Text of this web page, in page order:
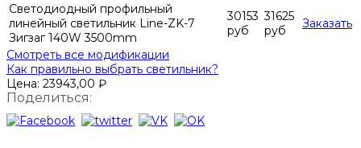
Светодиодный профильный
линейный светильник Line-ZK-7
Зигзаг 140W 3500mm
30153
руб
31625
руб
Заказать
Смотреть все модификации
Как правильно выбрать светильник?
Цена: 23943,00 ₽
Поделиться: